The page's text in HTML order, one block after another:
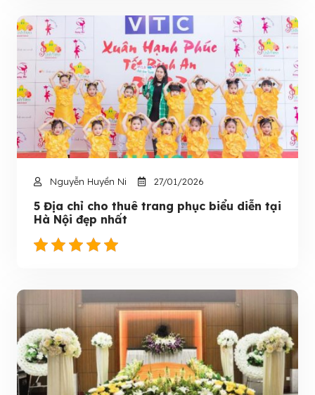
Nguyễn Huyền Ni 27/01/2026
5 Địa chỉ cho thuê trang phục biểu diễn tại
Hà Nội đẹp nhất